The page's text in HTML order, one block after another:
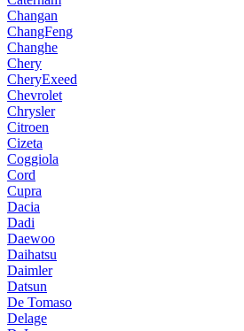
Changan
ChangFeng
Changhe
Chery
CheryExeed
Chevrolet
Chrysler
Citroen
Cizeta
Coggiola
Cord
Cupra
Dacia
Dadi
Daewoo
Daihatsu
Daimler
Datsun
De Tomaso
Delage